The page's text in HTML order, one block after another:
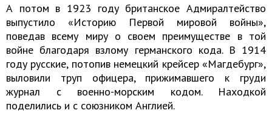
А потом в 1923 году британское Адмиралтейство
выпустило «Историю Первой мировой войны»,
поведав всему миру о своем преимуществе в той
войне благодаря взлому германского кода. В 1914
году русские, потопив немецкий крейсер «Магдебург»,
выловили труп офицера, прижимавшего к груди
журнал с военно-морским кодом. Находкой
поделились и с союзником Англией.